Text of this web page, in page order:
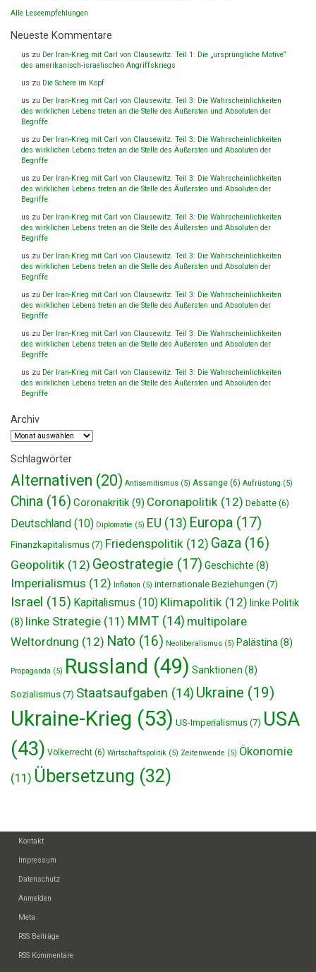
Alle Leseempfehlungen
Neueste Kommentare
us zu Der Iran-Krieg mit Carl von Clausewitz. Teil 1: Die „ursprüngliche Motive“
des amerikanisch-israelischen Angriffskriegs
us zu Die Schere im Kopf
us zu Der Iran-Krieg mit Carl von Clausewitz. Teil 3: Die Wahrscheinlichkeiten
des wirklichen Lebens treten an die Stelle des Äußersten und Absoluten der
Begriffe
us zu Der Iran-Krieg mit Carl von Clausewitz. Teil 3: Die Wahrscheinlichkeiten
des wirklichen Lebens treten an die Stelle des Äußersten und Absoluten der
Begriffe
us zu Der Iran-Krieg mit Carl von Clausewitz. Teil 3: Die Wahrscheinlichkeiten
des wirklichen Lebens treten an die Stelle des Äußersten und Absoluten der
Begriffe
us zu Der Iran-Krieg mit Carl von Clausewitz. Teil 3: Die Wahrscheinlichkeiten
des wirklichen Lebens treten an die Stelle des Äußersten und Absoluten der
Begriffe
us zu Der Iran-Krieg mit Carl von Clausewitz. Teil 3: Die Wahrscheinlichkeiten
des wirklichen Lebens treten an die Stelle des Äußersten und Absoluten der
Begriffe
us zu Der Iran-Krieg mit Carl von Clausewitz. Teil 3: Die Wahrscheinlichkeiten
des wirklichen Lebens treten an die Stelle des Äußersten und Absoluten der
Begriffe
us zu Der Iran-Krieg mit Carl von Clausewitz. Teil 3: Die Wahrscheinlichkeiten
des wirklichen Lebens treten an die Stelle des Äußersten und Absoluten der
Begriffe
us zu Der Iran-Krieg mit Carl von Clausewitz. Teil 3: Die Wahrscheinlichkeiten
des wirklichen Lebens treten an die Stelle des Äußersten und Absoluten der
Begriffe
Archiv
Archiv
Schlagwörter
Alternativen (20) Antisemitismus (5) Assange (6) Aufrüstung (5)
China (16) Coronakritik (9) Coronapolitik (12) Debatte (6)
Deutschland (10) Diplomatie (5) EU (13) Europa (17)
Finanzkapitalismus (7) Friedenspolitik (12) Gaza (16)
Geopolitik (12) Geostrategie (17) Geschichte (8)
Imperialismus (12) Inflation (5) internationale Beziehungen (7)
Israel (15) Kapitalismus (10) Klimapolitik (12) linke Politik
(8) linke Strategie (11) MMT (14) multipolare
Weltordnung (12) Nato (16) Neoliberalismus (5) Palästina (8)
Propaganda (5) Russland (49) Sanktionen (8)
Sozialismus (7) Staatsaufgaben (14) Ukraine (19)
Ukraine-Krieg (53) US-Imperialismus (7) USA
(43) Völkerrecht (6) Wirtschaftspolitik (5) Zeitenwende (5) Ökonomie
(11) Übersetzung (32)
Kontakt
Impressum
Datenschutz
Anmelden
Meta
RSS Beiträge
RSS Kommentare